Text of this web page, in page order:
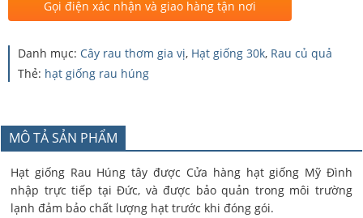
19.000₫.
Gọi điện xác nhận và giao hàng tận nơi
Danh mục: Cây rau thơm gia vị, Hạt giống 30k, Rau củ quả
Thẻ: hạt giống rau húng
MÔ TẢ SẢN PHẨM
Hạt giống Rau Húng tây được Cửa hàng hạt giống Mỹ Đình
nhập trực tiếp tại Đức, và được bảo quản trong môi trường
lạnh đảm bảo chất lượng hạt trước khi đóng gói.